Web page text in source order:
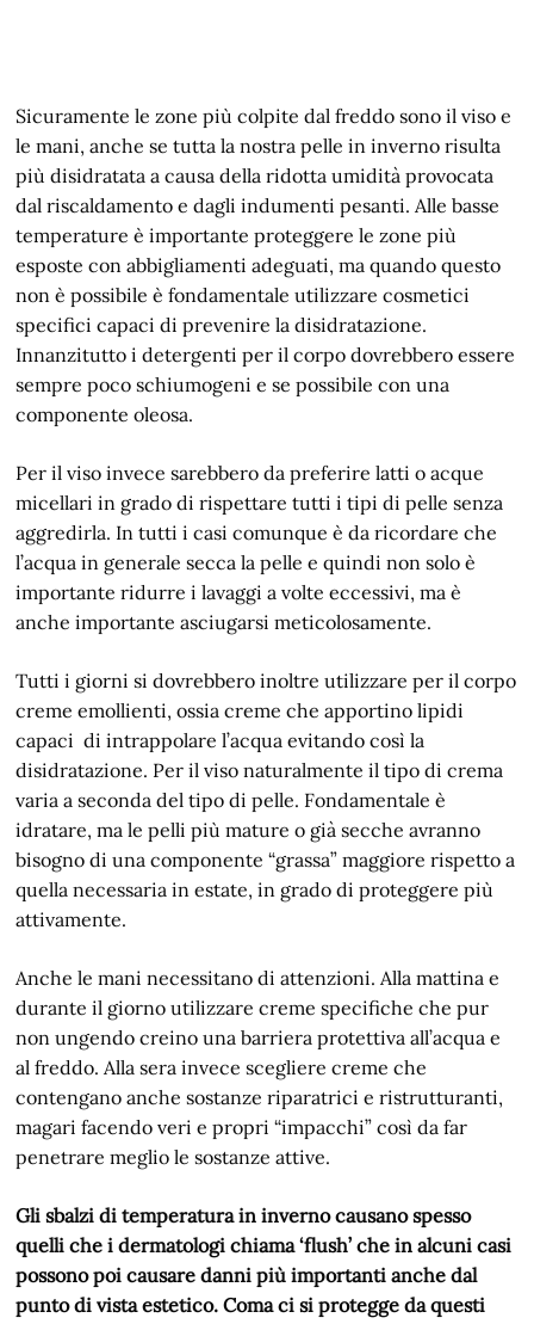
Sicuramente le zone più colpite dal freddo sono il viso e
le mani, anche se tutta la nostra pelle in inverno risulta
più disidratata a causa della ridotta umidità provocata
dal riscaldamento e dagli indumenti pesanti. Alle basse
temperature è importante proteggere le zone più
esposte con abbigliamenti adeguati, ma quando questo
non è possibile è fondamentale utilizzare cosmetici
specifici capaci di prevenire la disidratazione.
Innanzitutto i detergenti per il corpo dovrebbero essere
sempre poco schiumogeni e se possibile con una
componente oleosa.
Per il viso invece sarebbero da preferire latti o acque
micellari in grado di rispettare tutti i tipi di pelle senza
aggredirla. In tutti i casi comunque è da ricordare che
l’acqua in generale secca la pelle e quindi non solo è
importante ridurre i lavaggi a volte eccessivi, ma è
anche importante asciugarsi meticolosamente.
Tutti i giorni si dovrebbero inoltre utilizzare per il corpo
creme emollienti, ossia creme che apportino lipidi
capaci di intrappolare l’acqua evitando così la
disidratazione. Per il viso naturalmente il tipo di crema
varia a seconda del tipo di pelle. Fondamentale è
idratare, ma le pelli più mature o già secche avranno
bisogno di una componente “grassa” maggiore rispetto a
quella necessaria in estate, in grado di proteggere più
attivamente.
Anche le mani necessitano di attenzioni. Alla mattina e
durante il giorno utilizzare creme specifiche che pur
non ungendo creino una barriera protettiva all’acqua e
al freddo. Alla sera invece scegliere creme che
contengano anche sostanze riparatrici e ristrutturanti,
magari facendo veri e propri “impacchi” così da far
penetrare meglio le sostanze attive.
Gli sbalzi di temperatura in inverno causano spesso
quelli che i dermatologi chiama ‘flush’ che in alcuni casi
possono poi causare danni più importanti anche dal
punto di vista estetico. Coma ci si protegge da questi